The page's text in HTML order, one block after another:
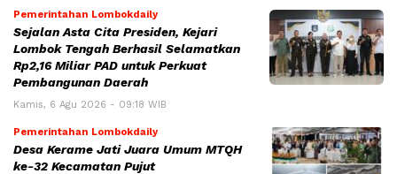
Pemerintahan Lombokdaily
Sejalan Asta Cita Presiden, Kejari
Lombok Tengah Berhasil Selamatkan
Rp2,16 Miliar PAD untuk Perkuat
Pembangunan Daerah
Kamis, 6 Agu 2026 - 09:18 WIB
Pemerintahan Lombokdaily
Desa Kerame Jati Juara Umum MTQH
ke-32 Kecamatan Pujut